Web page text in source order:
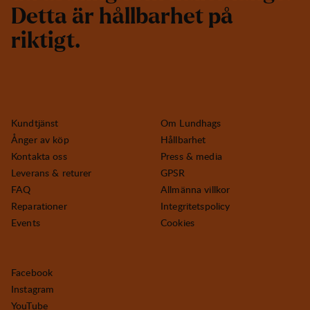
Detta är hållbarhet på
riktigt.
Kundtjänst
Ånger av köp
Kontakta oss
Leverans & returer
FAQ
Reparationer
Events
Om Lundhags
Hållbarhet
Press & media
GPSR
Allmänna villkor
Integritetspolicy
Cookies
Facebook
Instagram
YouTube